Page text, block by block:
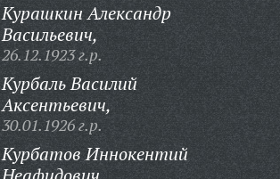
Курашкин Александр
Васильевич,
26.12.1923 г.р.
Курбаль Василий
Аксентьевич,
30.01.1926 г.р.
Курбатов Иннокентий